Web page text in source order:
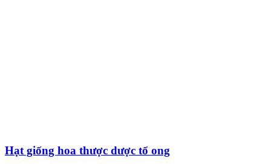
Hạt giống hoa thược dược tổ ong